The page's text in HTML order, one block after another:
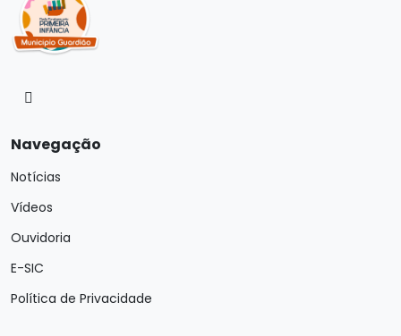
Navegação
Notícias
Vídeos
Ouvidoria
E-SIC
Política de Privacidade